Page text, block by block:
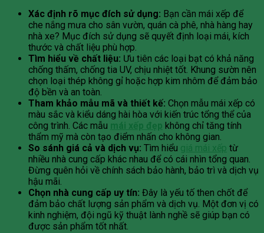
Xác định rõ mục đích sử dụng: Bạn cần mái xếp để
che nắng mưa cho sân vườn, quán cà phê, nhà hàng hay
nhà xe? Mục đích sử dụng sẽ quyết định loại mái, kích
thước và chất liệu phù hợp.
Tìm hiểu về chất liệu: Ưu tiên các loại bạt có khả năng
chống thấm, chống tia UV, chịu nhiệt tốt. Khung sườn nên
chọn loại thép không gỉ hoặc hợp kim nhôm để đảm bảo
độ bền và an toàn.
Tham khảo mẫu mã và thiết kế: Chọn mẫu mái xếp có
màu sắc và kiểu dáng hài hòa với kiến trúc tổng thể của
công trình. Các mẫu mái xếp đẹp không chỉ tăng tính
thẩm mỹ mà còn tạo điểm nhấn cho không gian.
So sánh giá cả và dịch vụ: Tìm hiểu giá mái xếp từ
nhiều nhà cung cấp khác nhau để có cái nhìn tổng quan.
Đừng quên hỏi về chính sách bảo hành, bảo trì và dịch vụ
hậu mãi.
Chọn nhà cung cấp uy tín: Đây là yếu tố then chốt để
đảm bảo chất lượng sản phẩm và dịch vụ. Một đơn vị có
kinh nghiệm, đội ngũ kỹ thuật lành nghề sẽ giúp bạn có
được sản phẩm tốt nhất.